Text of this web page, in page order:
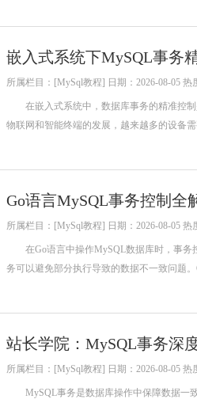
嵌入式系统下MySQL事务
所属栏目：[MySql教程] 日期：2026-08-05 热
在嵌入式系统中，数据库事务的精准控制
物联网和智能终端的发展，越来越多的设备
Go语言MySQL事务控制全
所属栏目：[MySql教程] 日期：2026-08-05 热
在Go语言中操作MySQL数据库时，事务
务可以避免部分执行导致的数据不一致问题
站长学院：MySQL事务深
所属栏目：[MySql教程] 日期：2026-08-05 热
MySQL事务是数据库操作中保障数据一致